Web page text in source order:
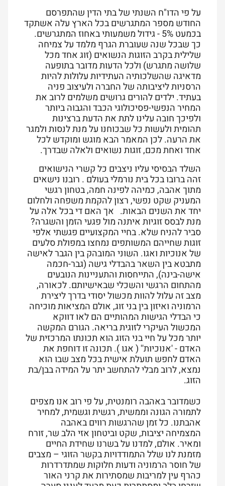
על פי הדו"ח השנתי של בתי הדין שהתפרסם
החודש מספר המתגרשים בכל הארץ עלה אשתקד
בכמעט 5% - גידול משמעותי באחוז המתגרשים.
כך שבכל שנה שעוברת הגרף מלמד על צמיחה
שלילית בקרב הזוגות הנשואים (זוג אחד מכל
שלושה מתגרש) ולכל הדעות מדובר בתופעה
מדאיגה שהשלכותיה העתידיות עלולות להיות
הרסניות ליציבותה של החברה ולעיצוב פניה
בעתיד. ילדים להורים גרושים משלמים לרוב את
המחיר הנפשי-פסיכולוגי הכבד והגבוה ביותר
ולפיכך חובה עלינו לתת את הדעת ברצינות
תהומית ולעשות כל שבכוחנו על מנת לנסות ולמגר
את הרעה. לכן המאמר הבא מוגש ומוקדש לכל
אחד ואחת מכם, זוגות נשואים ולאלה שבדרך.
השלד הבסיסי עליו ניצבים כל קשרי הנישואים
זהה ברובו בכל בית נורמלי בעולם . רובנו נישאים
מתוך אהבה, כמיהה לפינה חמה, בטחון רגשי
המעניק שקט נפשי, רצון להקמת משפחה ולחלום
יחד את השנים הבאות. אך האם די בכל אלה על
מנת לבסס זוגיות איתנה מול פגעי הזמן והשגרה?
סביר להניח שלא. בחיי המקצועיים פגשתי אלפי
זוגות שחייהם המשותפים נמחצו במפולת סלעים
של אנוכיות ואגו. השוני המובהק בין הגבר לאישה
מתבטא בין השאר בהבדלי גישה (גבר-חכמה
אישה-בינה), התייחסות והתעניינות הנובעים
מהתחום הרגשי והשכלי שבאישיותם. לכאורה,
מצב זה עלול להוות מכשול יסודי בדרך ליצירת
הרמוניה ואיזון בין בני זוג, אולם המציאות מוכיחה
כי הבדלי הגישות המהותיים הם לאו דווקא
המכשול העיקרי לזוגית בריאה. הגורם המקשה
יותר מכל על חיי בני הזוג הוא תכונתו המרכזית של
האדם - 'אנוכיות'' ( אגו ). תכונה זו דוחפת את
האדם לחפש תועלת אישית בכל מצב שבו הוא
נמצא, לרוב מבלי להתחשב יתר על המידה בבן/בת
הזוג.
כשמדובר באהבה רומנטית, על פי רוב אנו מצפים
לתמורה הגונה וממשית, רגשית וגשמית, למחיר
אהבתנו. כל זמן שהרגשות רווים באהבה
המצמיחה יציבות, שקט וביטחון אזי הלב שר, זורח
ומאיר. אולם, למדנו על בשרנו שחידת החיים
מזמנת לנו שלל התמודדויות בקשר הזוגי – מצבים
של חוסר הרמוניה ודעות חלוקות שמתדרדרות
כהרף עין למריבות שמסתירות את קרני האור